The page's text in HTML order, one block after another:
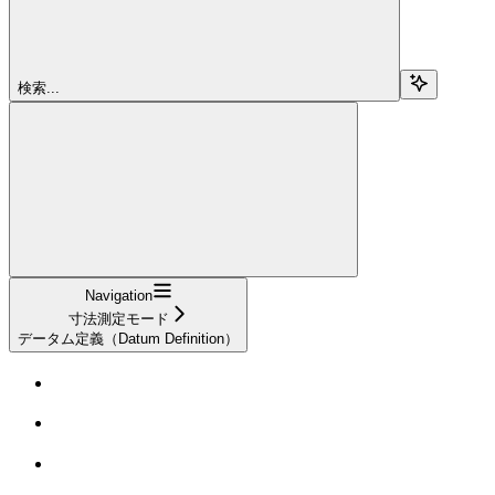
検索...
Navigation
寸法測定モード
データム定義（Datum Definition）